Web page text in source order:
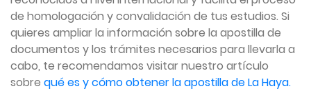
de homologación y convalidación de tus estudios. Si
quieres ampliar la información sobre la apostilla de
documentos y los trámites necesarios para llevarla a
cabo, te recomendamos visitar nuestro artículo
sobre qué es y cómo obtener la apostilla de La Haya.